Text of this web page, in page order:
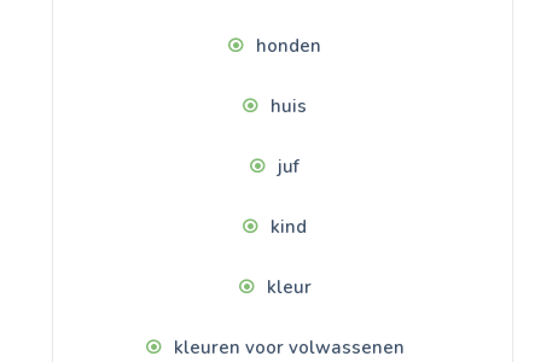
honden
huis
juf
kind
kleur
kleuren voor volwassenen